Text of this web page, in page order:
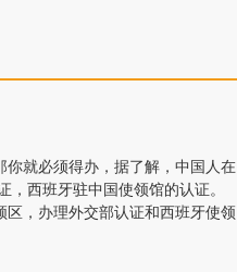
就必须得办，据了解，中国人在
西班牙驻中国使领馆的认证。
，办理外交部认证和西班牙使领